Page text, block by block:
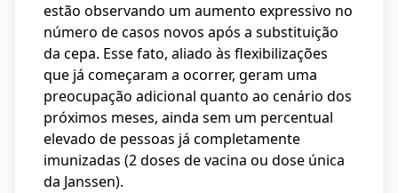
estão observando um aumento expressivo no
número de casos novos após a substituição
da cepa. Esse fato, aliado às flexibilizações
que já começaram a ocorrer, geram uma
preocupação adicional quanto ao cenário dos
próximos meses, ainda sem um percentual
elevado de pessoas já completamente
imunizadas (2 doses de vacina ou dose única
da Janssen).